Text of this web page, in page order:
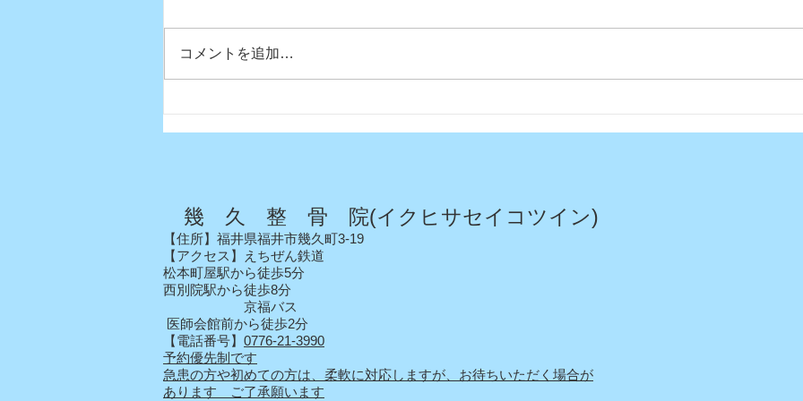
咲いてくれました〜
コメントを追加…
幾 久 整 骨 院(イクヒサセイコツイン)
【住所】福井県福井市幾久町3-19
【アクセス】えちぜん鉄道
松本町屋駅から徒歩5分
西別院駅から徒歩8分
京福バス
医師会館前から徒歩2分
【電話番号】 0776-21-3990
予約優先制です
急患の方や初めての方は、柔軟に対応しますが、お待ちいただく場合が
あります ご了承願います